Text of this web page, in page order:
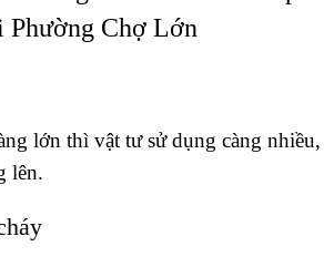
Phường Chợ Lớn
lớn thì vật tư sử dụng càng nhiều,
lên.